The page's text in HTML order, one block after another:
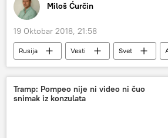
Miloš Ćurčin
19 Oktobar 2018, 21:58
Rusija Vesti Svet
Evropa
Dmitrij Medvedev
Most
Tramp: Pompeo nije ni video ni čuo
snimak iz konzulata